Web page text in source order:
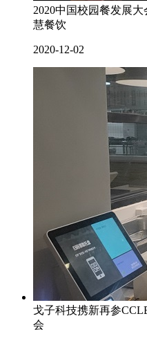
2020中国校园餐发展
慧餐饮
2020-12-02
戈子科技携新再参
会